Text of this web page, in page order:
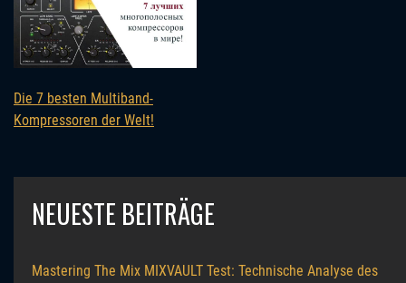
Die 7 besten Multiband-
Kompressoren der Welt!
NEUESTE BEITRÄGE
Mastering The Mix MIXVAULT Test: Technische Analyse des